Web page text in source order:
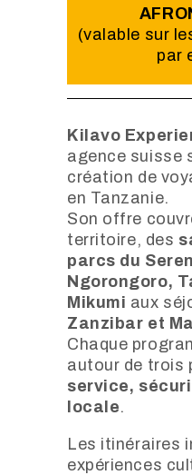
(valable sur
par
Kilavo
agence suisse
création de
en Tanzanie.
Son offre
territoire, des
parcs du
Ngorongoro,
Mikumi aux
Zanzibar et
Chaque
autour de trois
service,
locale.
Les itinéraires
expériences